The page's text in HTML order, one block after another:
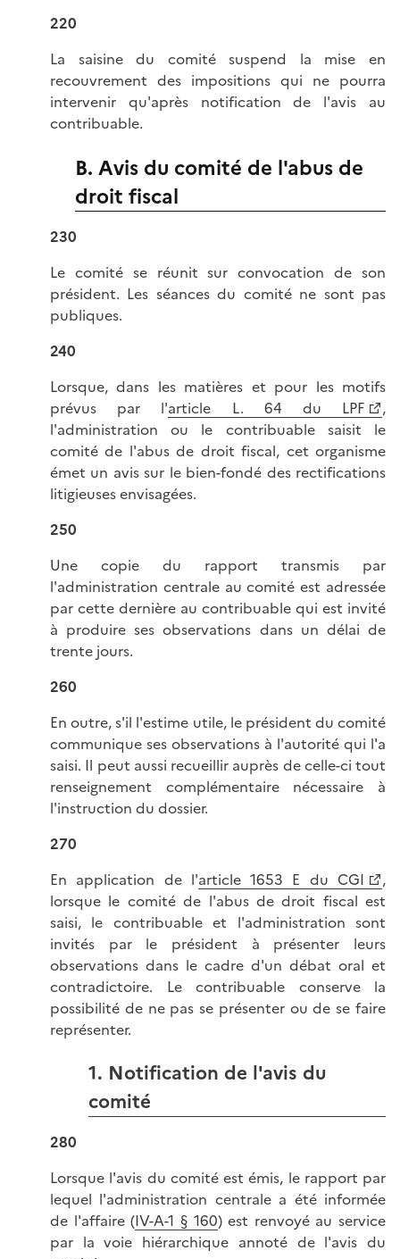
220
La saisine du comité suspend la mise en
recouvrement des impositions qui ne pourra
intervenir qu'après notification de l'avis au
contribuable.
B. Avis du comité de l'abus de
droit fiscal
230
Le comité se réunit sur convocation de son
président. Les séances du comité ne sont pas
publiques.
240
Lorsque, dans les matières et pour les motifs
prévus par l'article L. 64 du LPF
,
l'administration ou le contribuable saisit le
comité de l'abus de droit fiscal, cet organisme
émet un avis sur le bien-fondé des rectifications
litigieuses envisagées.
250
Une copie du rapport transmis par
l'administration centrale au comité est adressée
par cette dernière au contribuable qui est invité
à produire ses observations dans un délai de
trente jours.
260
En outre, s'il l'estime utile, le président du comité
communique ses observations à l'autorité qui l'a
saisi. Il peut aussi recueillir auprès de celle-ci tout
renseignement complémentaire nécessaire à
l'instruction du dossier.
270
En application de l'article 1653 E du CGI
,
lorsque le comité de l'abus de droit fiscal est
saisi, le contribuable et l'administration sont
invités par le président à présenter leurs
observations dans le cadre d'un débat oral et
contradictoire. Le contribuable conserve la
possibilité de ne pas se présenter ou de se faire
représenter.
1. Notification de l'avis du
comité
280
Lorsque l'avis du comité est émis, le rapport par
lequel l'administration centrale a été informée
de l'affaire (IV-A-1 § 160) est renvoyé au service
par la voie hiérarchique annoté de l'avis du